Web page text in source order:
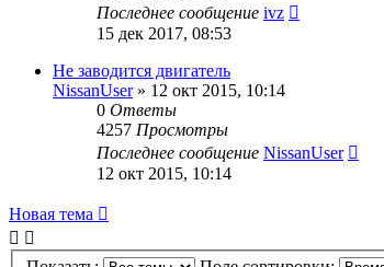
Последнее сообщение ivz
15 дек 2017, 08:53
Не заводится двигатель
NissanUser» 12 окт 2015, 10:14
0 Ответы
4257 Просмотры
Последнее сообщение NissanUser
12 окт 2015, 10:14
Новая тема